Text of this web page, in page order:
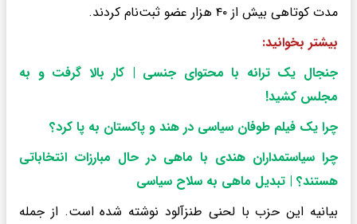
مدت کوتاهی بیش از ۴۰ هزار عضو ثبت‌نام کردند.
بیشتر بخوانید:
جنجال یک ترانه با محتوای جنسی | کار بالا گرفت و به
مجلس کشید!
چرا یک فیلم طوفان سیاسی در هند و پاکستان به پا کرد؟
چرا سیاستمداران هندی با ماهی در حال مبارزات انتخاباتی
هستند؟ | تبدیل ماهی به سلاح سیاسی
بیانیه این حزب با لحنی طنزآلود نوشته شده است. از جمله